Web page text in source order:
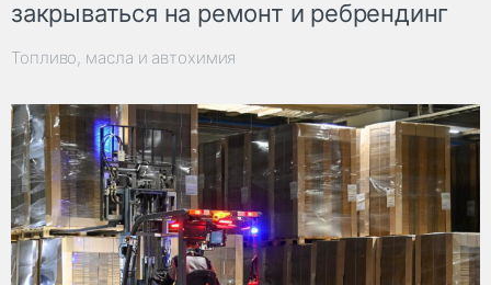
закрываться на ремонт и ребрендинг
Топливо, масла и автохимия